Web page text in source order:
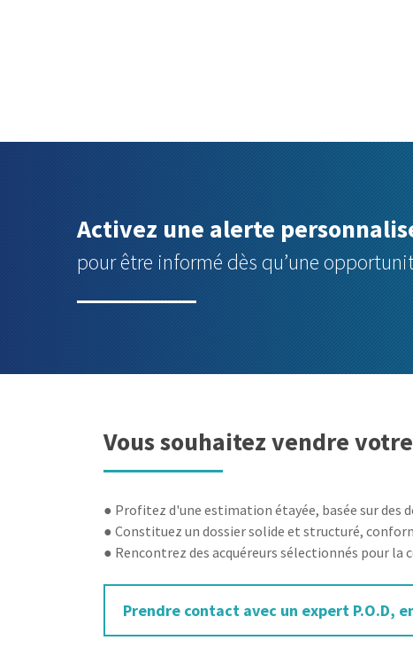
Activez une alerte
pour être informé dès qu’une
Vous souhaitez vendre
● Profitez d'une estimation étayée, basée sur des
● Constituez un dossier solide et structuré,
● Rencontrez des acquéreurs sélectionnés pour
Prendre contact avec un expert P.O.D,